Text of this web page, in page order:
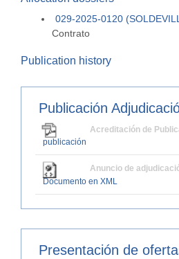
029-2025-0120
Contrato
Publication history
Publicación
Acreditación de
publicación
Anuncio de
Documento en XML
Presentación de